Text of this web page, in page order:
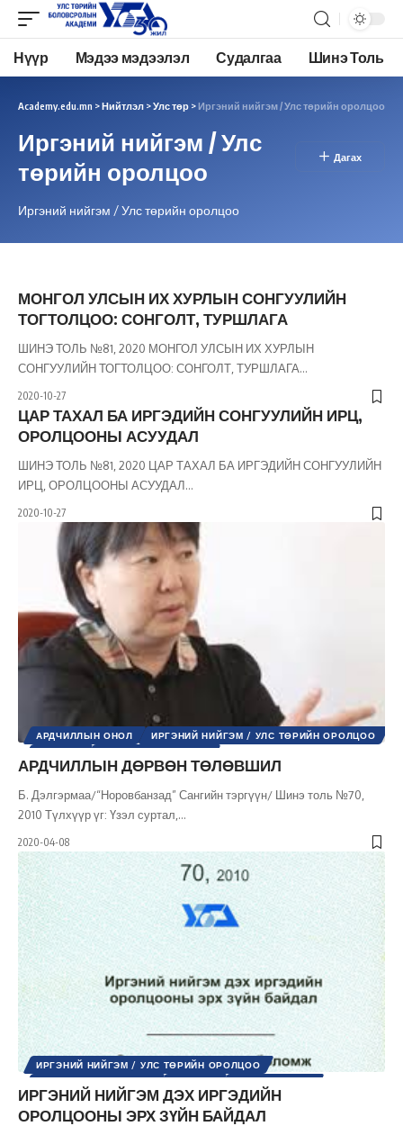
Нүүр Мэдээ мэдээлэл Судалгаа Шинэ Толь
Academy.edu.mn >Нийтлэл >Улс төр >Иргэний нийгэм / Улс төрийн оролцоо
Иргэний нийгэм / Улс
төрийн оролцоо
Иргэний нийгэм / Улс төрийн оролцоо
МОНГОЛ УЛСЫН ИХ ХУРЛЫН СОНГУУЛИЙН
ТОГТОЛЦОО: СОНГОЛТ, ТУРШЛАГА
ШИНЭ ТОЛЬ №81, 2020 МОНГОЛ УЛСЫН ИХ ХУРЛЫН
СОНГУУЛИЙН ТОГТОЛЦОО: СОНГОЛТ, ТУРШЛАГА…
2020-10-27
ЦАР ТАХАЛ БА ИРГЭДИЙН СОНГУУЛИЙН ИРЦ,
ОРОЛЦООНЫ АСУУДАЛ
ШИНЭ ТОЛЬ №81, 2020 ЦАР ТАХАЛ БА ИРГЭДИЙН СОНГУУЛИЙН
ИРЦ, ОРОЛЦООНЫ АСУУДАЛ…
2020-10-27
АРДЧИЛЛЫН ОНОЛ
ИРГЭНИЙ НИЙГЭМ / УЛС ТӨРИЙН ОРОЛЦОО
АРДЧИЛЛЫН ДӨРВӨН ТӨЛӨВШИЛ
Б. Дэлгэрмаа/“Норовбанзад” Сангийн тэргүүн/ Шинэ толь №70,
2010 Түлхүүр үг: Үзэл суртал, …
2020-04-08
ИРГЭНИЙ НИЙГЭМ / УЛС ТӨРИЙН ОРОЛЦОО
ШИНЭ ТОЛЬ СЭТГҮҮЛ
ИРГЭНИЙ НИЙГЭМ ДЭХ ИРГЭДИЙН
ОРОЛЦООНЫ ЭРХ ЗҮЙН БАЙДАЛ